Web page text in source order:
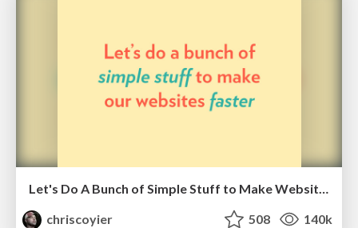
Let's Do A Bunch of Simple Stuff to Make Websites Faster
chriscoyier
508 140k